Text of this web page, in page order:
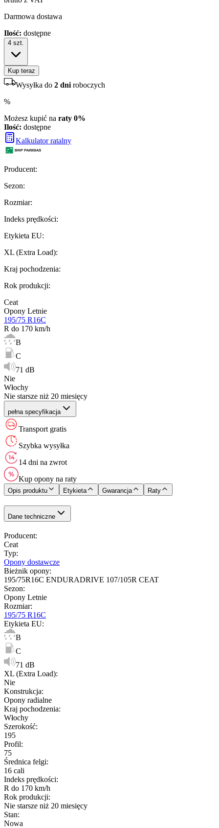
Darmowa dostawa
Ilość: dostępne
4 szt.
Kup teraz
Wysyłka do 2 dni roboczych
%
Możesz kupić na raty 0%
Ilość: dostępne
Kalkulator ratalny
Producent:
Sezon:
Rozmiar:
Indeks prędkości:
Etykieta EU:
XL (Extra Load):
Kraj pochodzenia:
Rok produkcji:
Ceat
Opony Letnie
195/75 R16C
R do 170 km/h
B
C
71 dB
Nie
Włochy
Nie starsze niż 20 miesięcy
pełna specyfikacja
Transport gratis
Szybka wysyłka
14 dni na zwrot
Kup opony na raty
Opis produktu Etykieta Gwarancja Raty
Dane techniczne
Producent:
Ceat
Typ:
Opony dostawcze
Bieżnik opony:
195/75R16C ENDURADRIVE 107/105R CEAT
Sezon:
Opony Letnie
Rozmiar:
195/75 R16C
Etykieta EU:
B
C
71 dB
XL (Extra Load):
Nie
Konstrukcja:
Opony radialne
Kraj pochodzenia:
Włochy
Szerokość:
195
Profil:
75
Średnica felgi:
16 cali
Indeks prędkości:
R do 170 km/h
Rok produkcji:
Nie starsze niż 20 miesięcy
Stan:
Nowa